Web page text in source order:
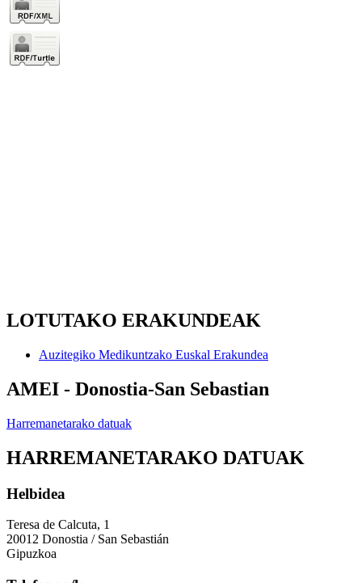
LOTUTAKO ERAKUNDEAK
Auzitegiko Medikuntzako Euskal Erakundea
AMEI - Donostia-San Sebastian
Harremanetarako datuak
HARREMANETARAKO DATUAK
Helbidea
Teresa de Calcuta, 1
20012 Donostia / San Sebastián
Gipuzkoa